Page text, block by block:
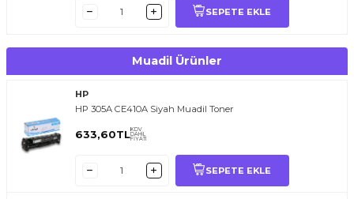
SEPETE EKLE
Muadil Ürünler
HP
HP 305A CE410A Siyah Muadil Toner
633,60TLKDV
DAHİL
FİYATI
SEPETE EKLE